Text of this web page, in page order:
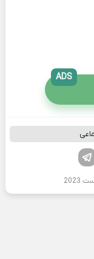
ADS
لینکدین